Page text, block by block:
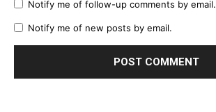
Notify me of follow-up comments by email.
Notify me of new posts by email.